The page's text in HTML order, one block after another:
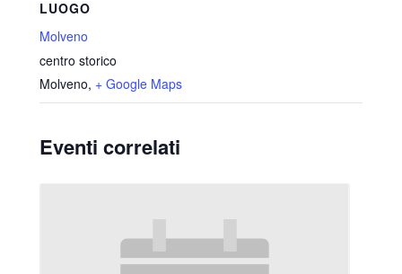
LUOGO
Molveno
centro storico
Molveno, + Google Maps
Eventi correlati